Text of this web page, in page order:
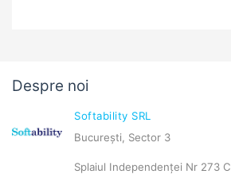
Despre noi
Softability SRL
București, Sector 3
Splaiul Independenței Nr 273 C